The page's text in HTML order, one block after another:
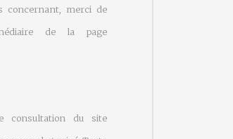
concernant, merci de
de la page
consultation du site